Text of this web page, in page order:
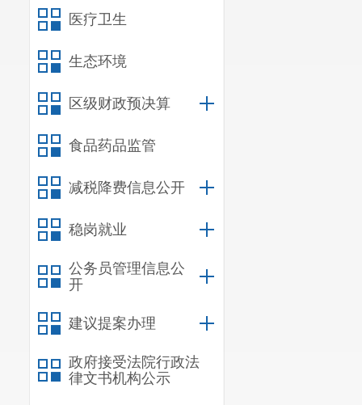
医疗卫生
生态环境
区级财政预决算
食品药品监管
减税降费信息公开
稳岗就业
公务员管理信息公
开
建议提案办理
政府接受法院行政法
律文书机构公示